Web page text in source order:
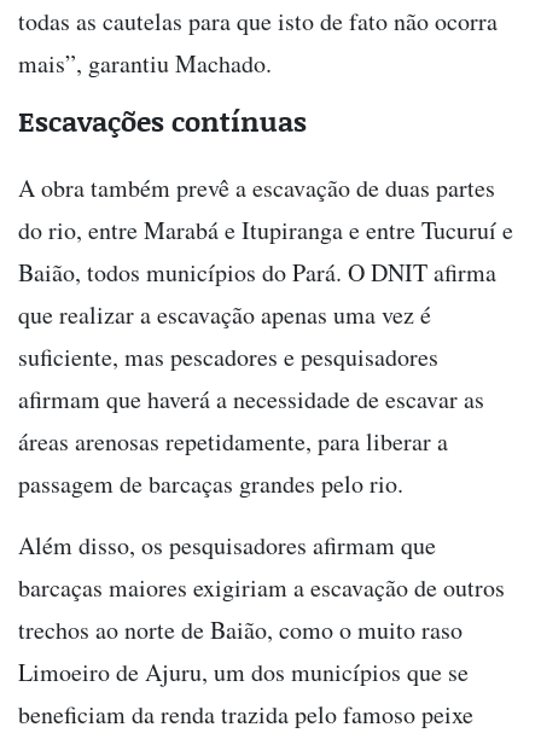
todas as cautelas para que isto de fato não ocorra
mais”, garantiu Machado.
Escavações contínuas
A obra também prevê a escavação de duas partes
do rio, entre Marabá e Itupiranga e entre Tucuruí e
Baião, todos municípios do Pará. O DNIT afirma
que realizar a escavação apenas uma vez é
suficiente, mas pescadores e pesquisadores
afirmam que haverá a necessidade de escavar as
áreas arenosas repetidamente, para liberar a
passagem de barcaças grandes pelo rio.
Além disso, os pesquisadores afirmam que
barcaças maiores exigiriam a escavação de outros
trechos ao norte de Baião, como o muito raso
Limoeiro de Ajuru, um dos municípios que se
beneficiam da renda trazida pelo famoso peixe